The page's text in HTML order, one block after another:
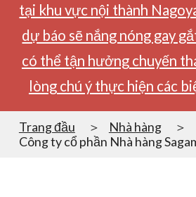
tại khu vực nội thành
dự báo sẽ nắng nóng gay
có thể tận hưởng chuyến
lòng chú ý thực hiện các
Trang đầu
Nhà hàng
Công ty cổ phần Nhà hàng